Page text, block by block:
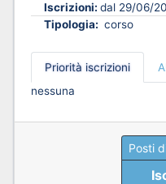
Iscrizioni: dal 29/06/
Tipologia: corso
Priorità iscrizioni
nessuna
Posti